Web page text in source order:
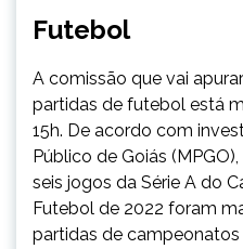
Futebol
A comissão que vai
partidas de futebol está
15h. De acordo com
Público de Goiás
seis jogos da Série A do
Futebol de 2022 foram
partidas de